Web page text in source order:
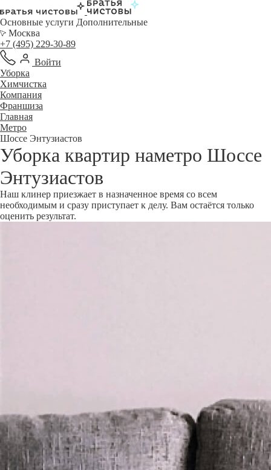
Основные услуги Дополнительные
Москва
+7 (495) 229-30-89
Войти
Уборка
Химчистка
Компания
Франшиза
Главная
Метро
Шоссе Энтузиастов
Уборка квартир наметро Шоссе
Энтузиастов
Наш клинер приезжает в назначенное время со всем
необходимым и сразу приступает к делу. Вам остаётся только
оценить результат.